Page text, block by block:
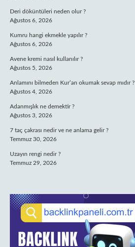
Deri döküntüleri neden olur ?
Ağustos 6, 2026
Kumru hangi ekmekle yapılır ?
Ağustos 6, 2026
Avene kremi nasıl kullanılır ?
Ağustos 5, 2026
Anlamını bilmeden Kur’an okumak sevap mıdır ?
Ağustos 4, 2026
Adanmışlık ne demektir ?
Ağustos 3, 2026
7 taç çakrası nedir ve ne anlama gelir ?
Temmuz 30, 2026
Uzayın rengi nedir ?
Temmuz 29, 2026